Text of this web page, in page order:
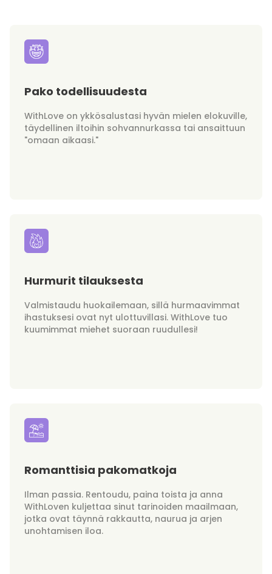
Pako todellisuudesta
WithLove on ykkösalustasi hyvän mielen elokuville,
täydellinen iltoihin sohvannurkassa tai ansaittuun
"omaan aikaasi."
Hurmurit tilauksesta
Valmistaudu huokailemaan, sillä hurmaavimmat
ihastuksesi ovat nyt ulottuvillasi. WithLove tuo
kuumimmat miehet suoraan ruudullesi!
Romanttisia pakomatkoja
Ilman passia. Rentoudu, paina toista ja anna
WithLoven kuljettaa sinut tarinoiden maailmaan,
jotka ovat täynnä rakkautta, naurua ja arjen
unohtamisen iloa.